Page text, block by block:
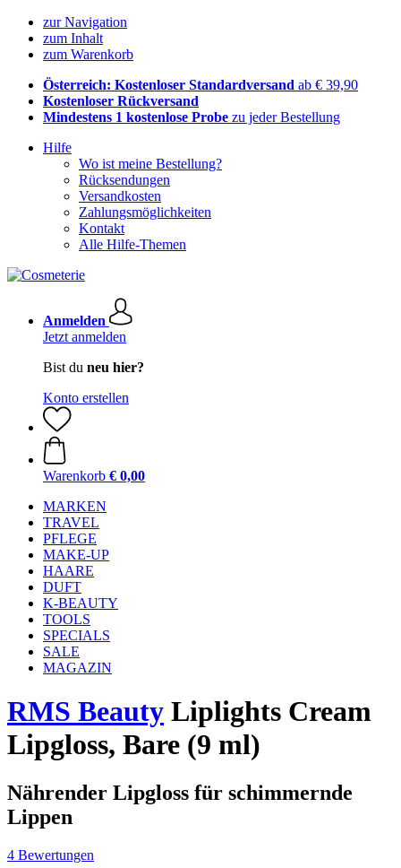
zur Navigation
zum Inhalt
zum Warenkorb
Österreich: Kostenloser Standardversand ab € 39,90
Kostenloser Rückversand
Mindestens 1 kostenlose Probe zu jeder Bestellung
Hilfe
Wo ist meine Bestellung?
Rücksendungen
Versandkosten
Zahlungsmöglichkeiten
Kontakt
Alle Hilfe-Themen
Anmelden
Jetzt anmelden
Bist du neu hier?
Konto erstellen
Warenkorb € 0,00
MARKEN
TRAVEL
PFLEGE
MAKE-UP
HAARE
DUFT
K-BEAUTY
TOOLS
SPECIALS
SALE
MAGAZIN
RMS Beauty Liplights Cream
Lipgloss, Bare (9 ml)
Nährender Lipgloss für schimmernde
Lippen
4 Bewertungen